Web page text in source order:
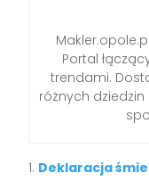
Portal
trendami.
różnych
Deklaracja